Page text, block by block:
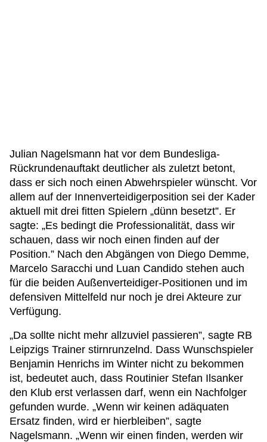
Julian Nagelsmann hat vor dem Bundesliga-
Rückrundenauftakt deutlicher als zuletzt betont,
dass er sich noch einen Abwehrspieler wünscht. Vor
allem auf der Innenverteidigerposition sei der Kader
aktuell mit drei fitten Spielern „dünn besetzt”. Er
sagte: „Es bedingt die Professionalität, dass wir
schauen, dass wir noch einen finden auf der
Position.” Nach den Abgängen von Diego Demme,
Marcelo Saracchi und Luan Candido stehen auch
für die beiden Außenverteidiger-Positionen und im
defensiven Mittelfeld nur noch je drei Akteure zur
Verfügung.
„Da sollte nicht mehr allzuviel passieren”, sagte RB
Leipzigs Trainer stirnrunzelnd. Dass Wunschspieler
Benjamin Henrichs im Winter nicht zu bekommen
ist, bedeutet auch, dass Routinier Stefan Ilsanker
den Klub erst verlassen darf, wenn ein Nachfolger
gefunden wurde. „Wenn wir keinen adäquaten
Ersatz finden, wird er hierbleiben”, sagte
Nagelsmann. „Wenn wir einen finden, werden wir